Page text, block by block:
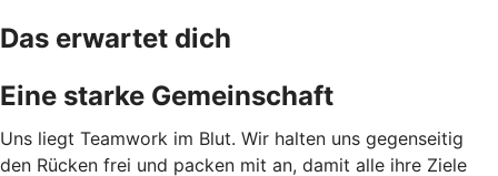
Das erwartet dich
Eine starke Gemeinschaft
Uns liegt Teamwork im Blut. Wir halten uns gegenseitig
den Rücken frei und packen mit an, damit alle ihre Ziele